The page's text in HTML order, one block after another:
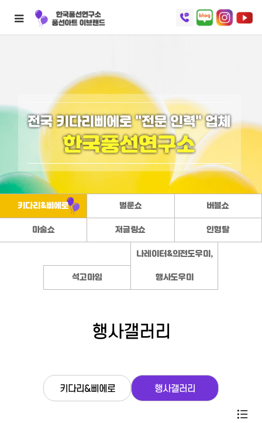
키다리&삐에로 벌룬쇼 버블쇼
마술쇼 저글링쇼 인형탈
석고마임
나레이터&의전도우미,
행사도우미
행사갤러리
키다리&삐에로 행사갤러리